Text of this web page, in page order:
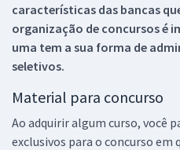
características das bancas
organização de concursos é
uma tem a sua forma de
seletivos.
Material para concurso
Ao adquirir algum curso, você
exclusivos para o concurso em